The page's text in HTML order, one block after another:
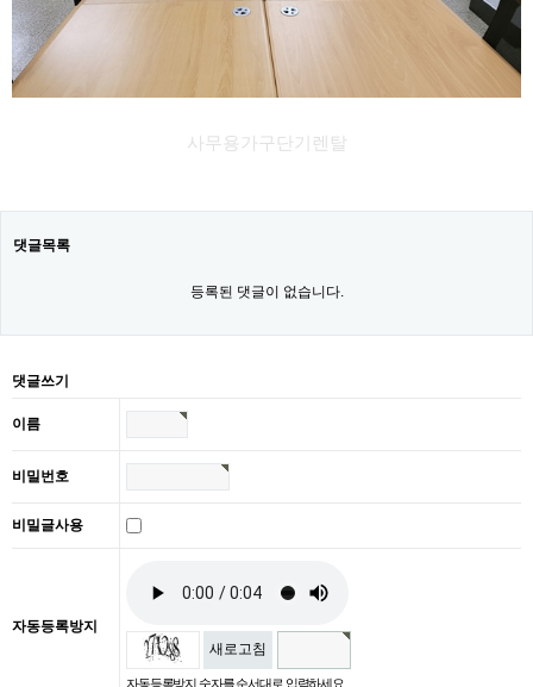
사무용가구단기렌탈
댓글목록
등록된 댓글이 없습니다.
댓글쓰기
이름
비밀번호
비밀글사용
자동등록방지
새로고침
자동등록방지 숫자를 순서대로 입력하세요.